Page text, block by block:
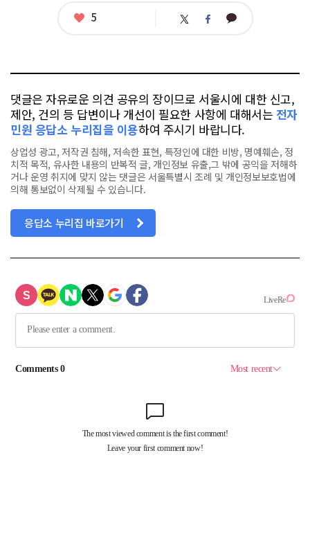
좋
5 트 페 카
댓글은 자유로운 의견 공유의 장이므로 서울시에 대한 신고,
제안, 건의 등 답변이나 개선이 필요한 사항에 대해서는 전자
민원 응답소 누리집을 이용하여 주시기 바랍니다.
상업성 광고, 저작권 침해, 저속한 표현, 특정인에 대한 비방, 명예훼손, 정
치적 목적, 유사한 내용의 반복적 글, 개인정보 유출,그 밖에 공익을 저해하
거나 운영 취지에 맞지 않는 댓글은 서울특별시 조례 및 개인정보보호법에
의해 통보없이 삭제될 수 있습니다.
응답소 누리집 바로가기